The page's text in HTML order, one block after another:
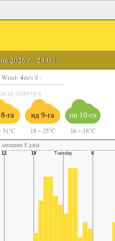
2026 г., 23:00
Wind: 4m/s 0 -
паветра
га
31°C
нд 9-га
18 ~ 25°C
пн 10-га
16 ~ 18°C
5 дзён